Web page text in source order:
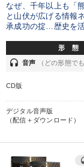
なぜ、千年以上も「
と山伏が広げる情報
承成功の掟…歴史を
形 態
headset 音声 （どの形態で
CD版
デジタル音声版
（配信＋ダウンロード）